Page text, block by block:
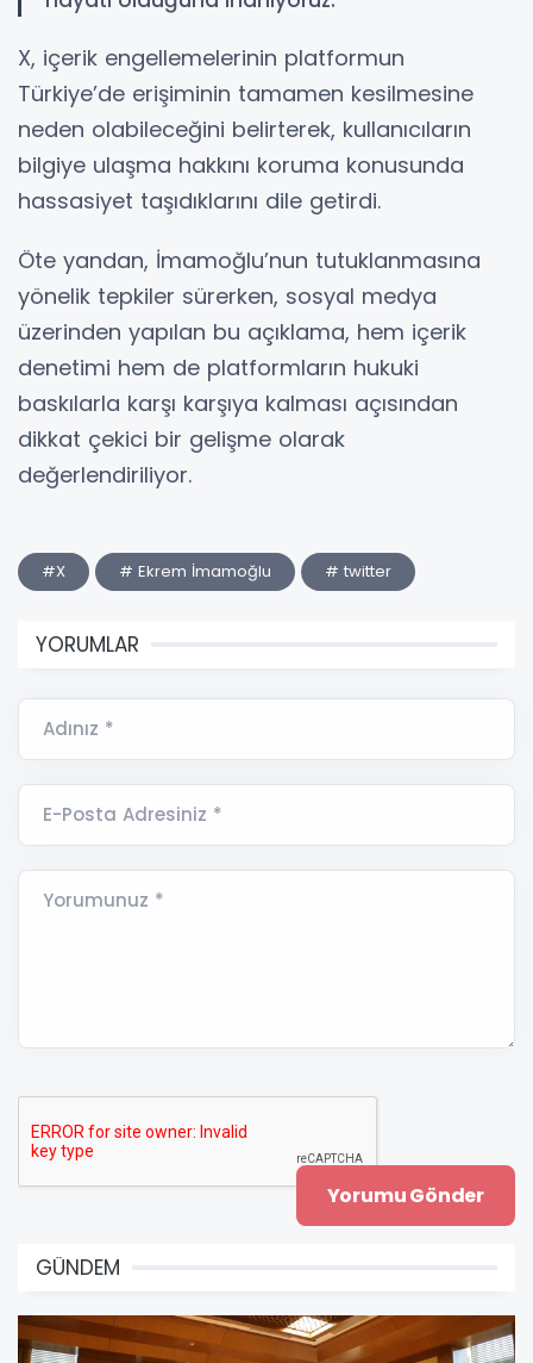
X, içerik engellemelerinin platformun
Türkiye’de erişiminin tamamen kesilmesine
neden olabileceğini belirterek, kullanıcıların
bilgiye ulaşma hakkını koruma konusunda
hassasiyet taşıdıklarını dile getirdi.
Öte yandan, İmamoğlu’nun tutuklanmasına
yönelik tepkiler sürerken, sosyal medya
üzerinden yapılan bu açıklama, hem içerik
denetimi hem de platformların hukuki
baskılarla karşı karşıya kalması açısından
dikkat çekici bir gelişme olarak
değerlendiriliyor.
#X # Ekrem İmamoğlu # twitter
YORUMLAR
Adınız *
E-Posta Adresiniz *
Yorumunuz *
GÜNDEM